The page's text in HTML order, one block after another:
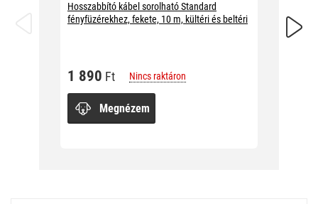
Hosszabbító kábel sorolható Standard
fényfüzérekhez, fekete, 10 m, kültéri és beltéri
1 890 Ft Nincs raktáron
Megnézem
beltéri